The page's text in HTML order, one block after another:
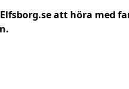
att höra med